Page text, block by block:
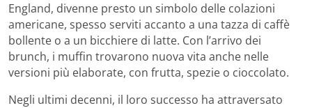
England, divenne presto un simbolo delle colazioni
americane, spesso serviti accanto a una tazza di caffè
bollente o a un bicchiere di latte. Con l’arrivo dei
brunch, i muffin trovarono nuova vita anche nelle
versioni più elaborate, con frutta, spezie o cioccolato.
Negli ultimi decenni, il loro successo ha attraversato